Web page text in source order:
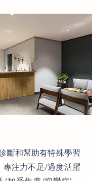
斷和幫助有特殊學習
專注力不足/過度活躍